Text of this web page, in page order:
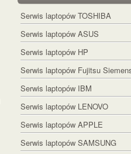
Serwis laptopów TOSHIBA
Serwis laptopów ASUS
Serwis laptopów HP
Serwis laptopów Fujitsu
Serwis laptopów IBM
Serwis laptopów LENOVO
Serwis laptopów APPLE
Serwis laptopów SAMSUNG